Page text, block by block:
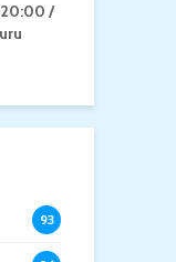
20:00 /
93